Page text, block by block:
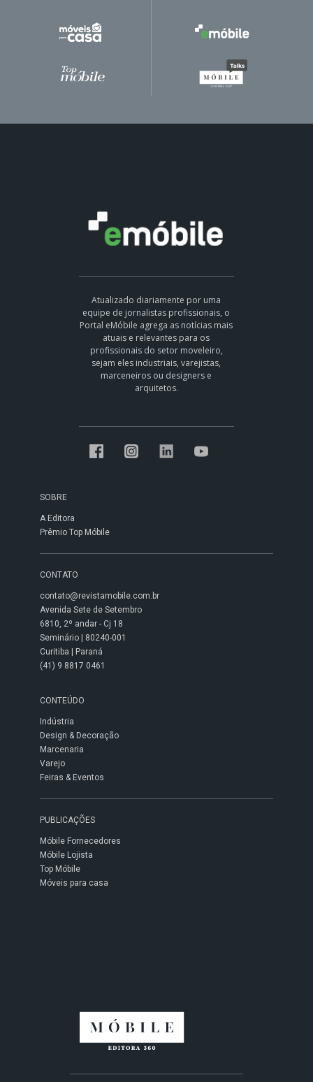
Atualizado diariamente por uma
equipe de jornalistas profissionais, o
Portal eMóbile agrega as notícias mais
atuais e relevantes para os
profissionais do setor moveleiro,
sejam eles industriais, varejistas,
marceneiros ou designers e
arquitetos.
SOBRE
A Editora
Prêmio Top Móbile
CONTATO
contato@revistamobile.com.br
Avenida Sete de Setembro
6810, 2º andar - Cj 18
Seminário | 80240-001
Curitiba | Paraná
(41) 9 8817 0461
CONTEÚDO
Indústria
Design & Decoração
Marcenaria
Varejo
Feiras & Eventos
PUBLICAÇÕES
Móbile Fornecedores
Móbile Lojista
Top Móbile
Móveis para casa